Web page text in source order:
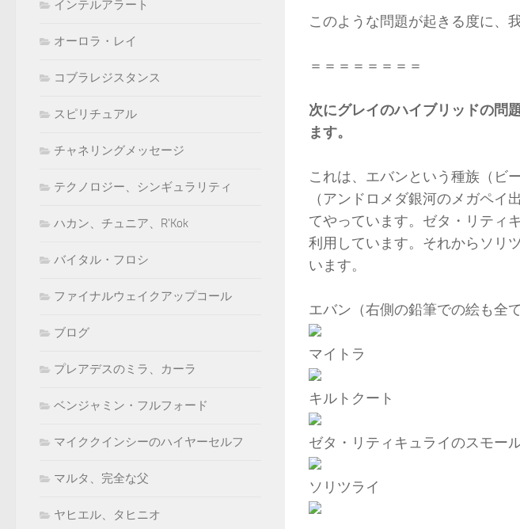
このような問題が起きる度に、
＝＝＝＝＝＝＝＝
次にグレイのハイブリッドの問
ます。
これは、エバンという種族（ビ
（アンドロメダ銀河のメガペイ
てやっています。ゼタ・リティ
利用しています。それからソリ
います。
エバン（右側の鉛筆での絵も全
マイトラ
キルトクート
ゼタ・リティキュライのスモー
ソリツライ
インテルアラート
オーロラ・レイ
コブラレジスタンス
スピリチュアル
チャネリングメッセージ
テクノロジー、シンギュラリティ
ハカン、チュニア、R'Kok
バイタル・フロシ
ファイナルウェイクアップコール
ブログ
プレアデスのミラ、カーラ
ベンジャミン・フルフォード
マイククインシーのハイヤーセルフ
マルタ、完全な父
ヤヒエル、タヒニオ